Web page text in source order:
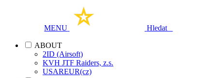
MENU Hledat
ABOUT
2ID (Airsoft)
KVH JTF Raiders, z.s.
USAREUR(cz)